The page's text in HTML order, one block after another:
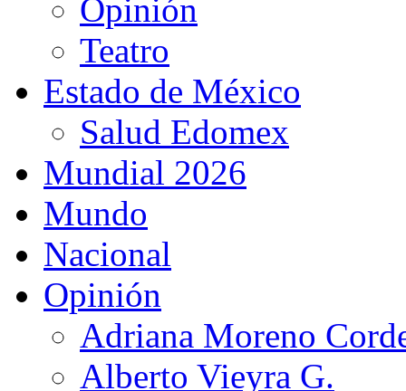
Opinión
Teatro
Estado de México
Salud Edomex
Mundial 2026
Mundo
Nacional
Opinión
Adriana Moreno
Alberto Vieyra G.